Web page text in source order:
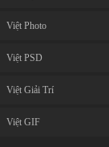
Việt Photo
Việt PSD
Việt Giải Trí
Việt GIF